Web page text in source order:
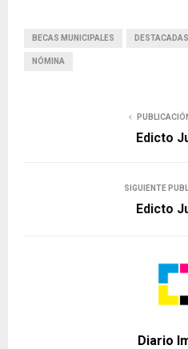
BECAS MUNICIPALES DESTACADAS
NÓMINA
Edicto
SIGUIENTE
Edicto
Diario